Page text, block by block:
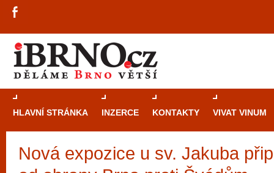
HLAVNÍ STRÁNKA INZERCE KONTAKTY VIVAT VINUM
Nová expozice u sv. Jakuba
Průvodce